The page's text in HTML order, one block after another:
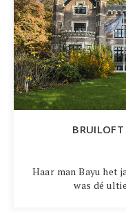
BRUILOFT
Haar man Bayu het
was dé